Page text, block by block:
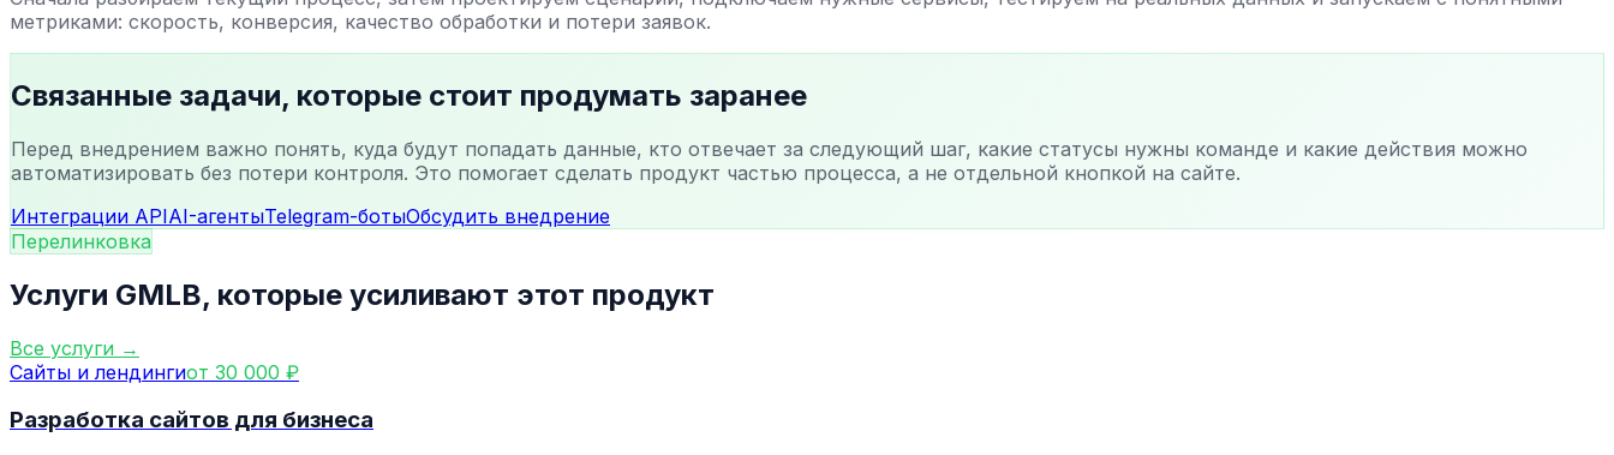
метриками: скорость, конверсия, качество обработки и потери заявок.
Связанные задачи, которые стоит продумать заранее
Перед внедрением важно понять, куда будут попадать данные, кто отвечает за следующий шаг, какие статусы нужны команде и какие действия можно
автоматизировать без потери контроля. Это помогает сделать продукт частью процесса, а не отдельной кнопкой на сайте.
Интеграции APIAI-агентыTelegram-ботыОбсудить внедрение
Перелинковка
Услуги GMLB, которые усиливают этот продукт
Все услуги →
Сайты и лендингиот 30 000 ₽
Разработка сайтов для бизнеса